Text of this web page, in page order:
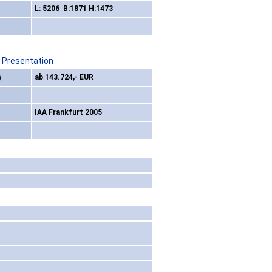
L: 5206 B:1871 H:1473
ab 143.724,- EUR
IAA Frankfurt 2005